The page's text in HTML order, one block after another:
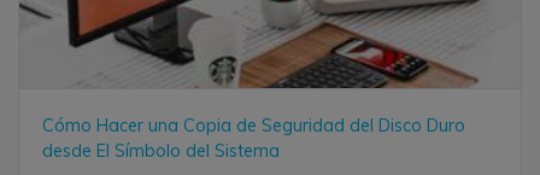
Cómo Hacer una Copia de Seguridad del Disco Duro
desde El Símbolo del Sistema